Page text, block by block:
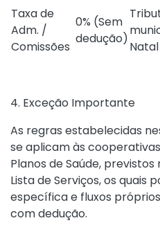
Taxa de
Adm. /
Comissões
0% (Sem
dedução)
Natal
4. Exceção Importante
As regras estabelecidas
se aplicam às
Planos de Saúde, previstos
Lista de Serviços, os quais
específica e fluxos
com dedução.